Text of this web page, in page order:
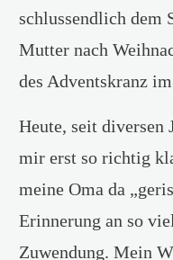
schlussendlich dem
Mutter nach
des Adventskranz
Heute, seit diversen
mir erst so richtig
meine Oma da
Erinnerung an so
Zuwendung. Mein